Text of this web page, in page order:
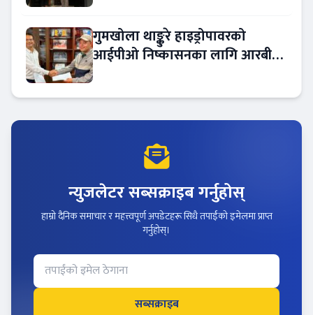
गुमखोला थाङ्कुरे हाइड्रोपावरको
आईपीओ निष्कासनका लागि आरबीबी
न्युजलेटर सब्सक्राइब गर्नुहोस्
हाम्रो दैनिक समाचार र महत्त्वपूर्ण अपडेटहरू सिधै तपाईंको इमेलमा प्राप्त
गर्नुहोस्।
सब्सक्राइब